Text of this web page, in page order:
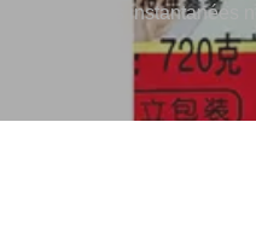
pour nouilles instantanées